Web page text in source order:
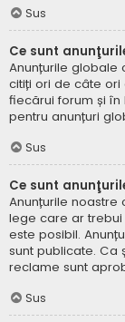
Sus
Ce sunt
Anunțurile globale
citiți ori de câte
fiecărui forum și în
pentru anunțuri
Sus
Ce sunt
Anunțurile
lege care ar
este posibil.
sunt publicate. Ca
reclame sunt
Sus